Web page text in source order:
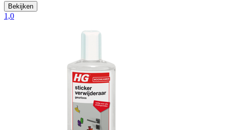
Bekijken
1,0